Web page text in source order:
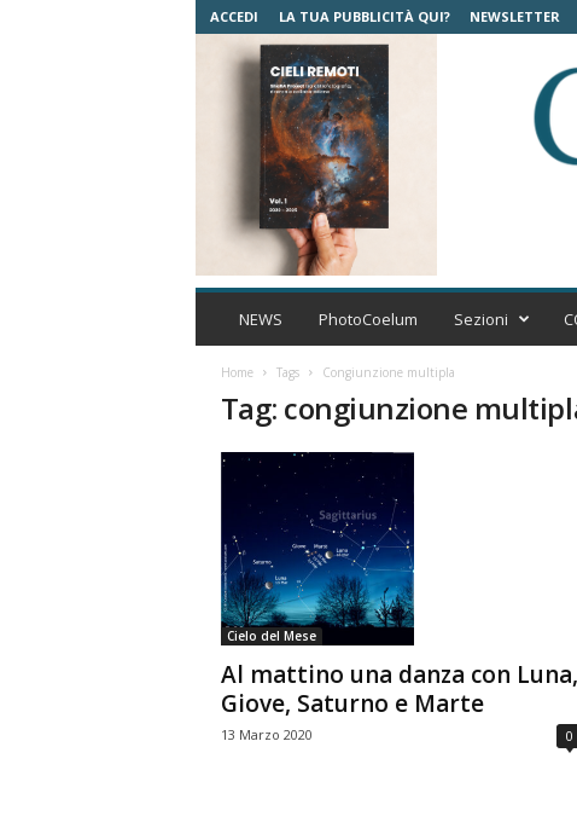
ACCEDI LA TUA PUBBLICITÀ QUI? NEWSLETTER
C
l
m
a
NEWS PhotoCoelum Sezioni
Home Tags Congiunzione multipla
Tag: congiunzione
Cielo del Mese
Al mattino una danza con Luna,
Giove, Saturno e Marte
13 Marzo 2020 0